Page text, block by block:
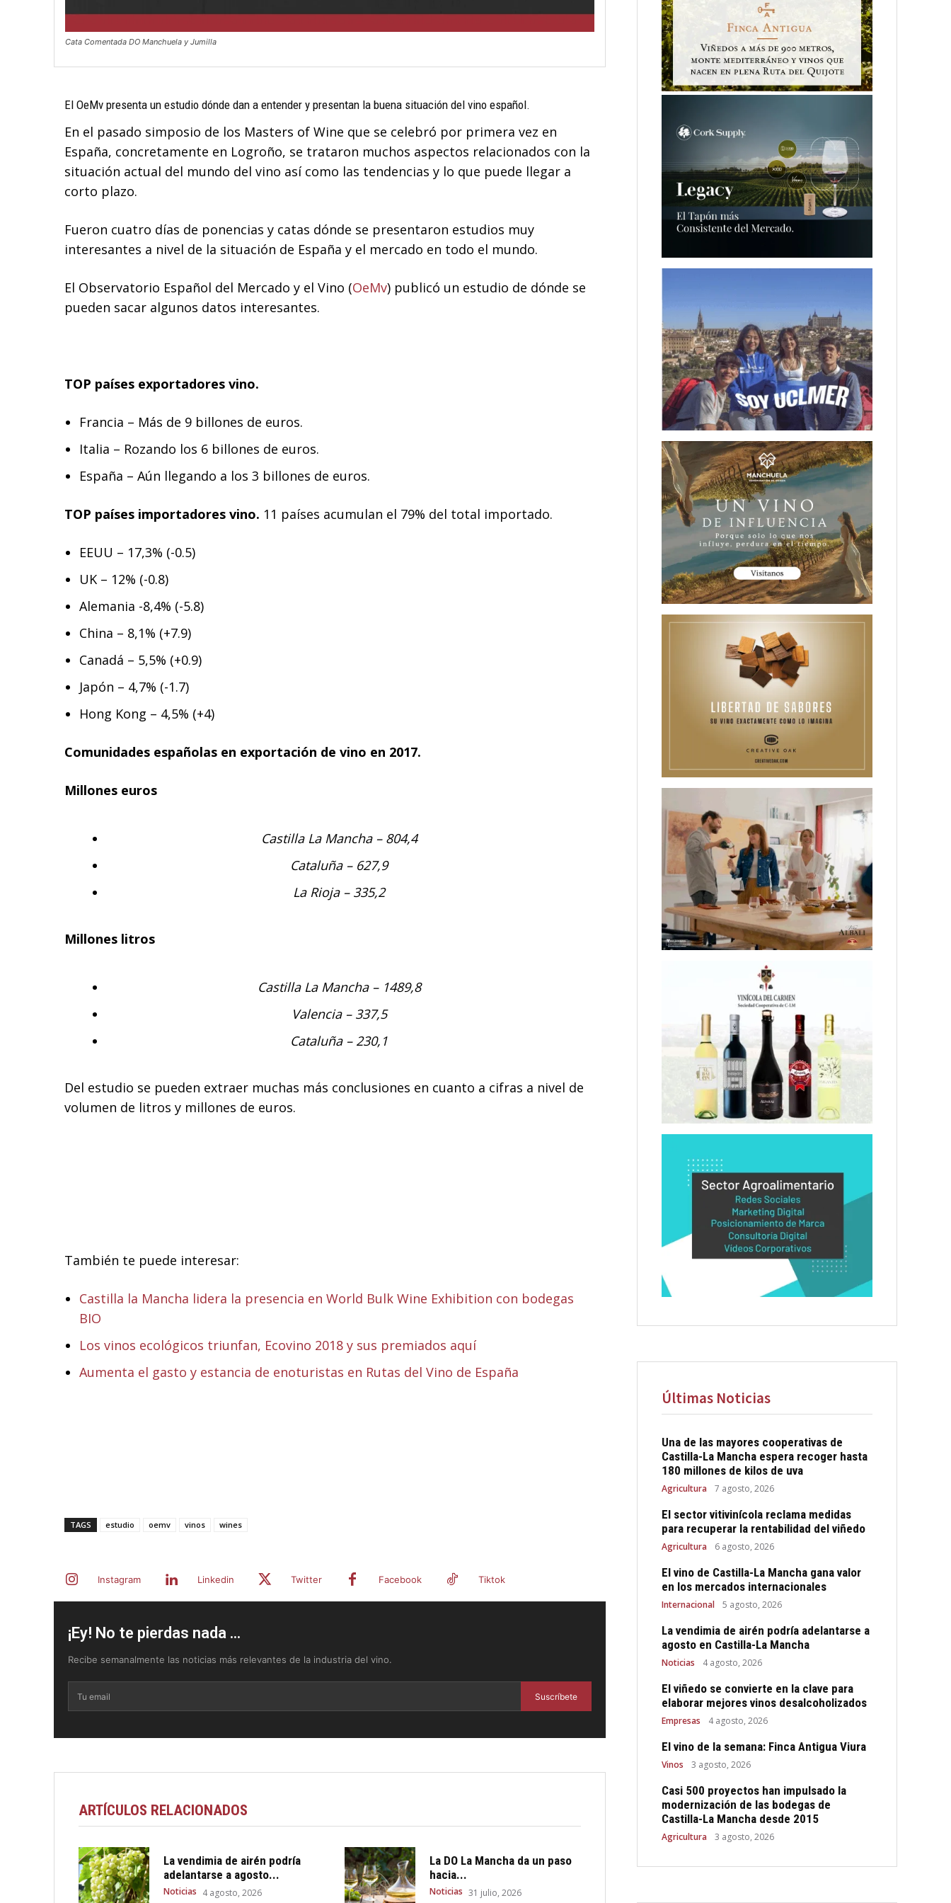
Cata Comentada DO Manchuela y Jumilla
El OeMv presenta un estudio dónde dan a entender y presentan la buena situación del vino español.
En el pasado simposio de los Masters of Wine que se celebró por primera vez en
España, concretamente en Logroño, se trataron muchos aspectos relacionados con la
situación actual del mundo del vino así como las tendencias y lo que puede llegar a
corto plazo.
Fueron cuatro días de ponencias y catas dónde se presentaron estudios muy
interesantes a nivel de la situación de España y el mercado en todo el mundo.
El Observatorio Español del Mercado y el Vino (OeMv) publicó un estudio de dónde se
pueden sacar algunos datos interesantes.
TOP países exportadores vino.
Francia – Más de 9 billones de euros.
Italia – Rozando los 6 billones de euros.
España – Aún llegando a los 3 billones de euros.
TOP países importadores vino. 11 países acumulan el 79% del total importado.
EEUU – 17,3% (-0.5)
UK – 12% (-0.8)
Alemania -8,4% (-5.8)
China – 8,1% (+7.9)
Canadá – 5,5% (+0.9)
Japón – 4,7% (-1.7)
Hong Kong – 4,5% (+4)
Comunidades españolas en exportación de vino en 2017.
Millones euros
Castilla La Mancha – 804,4
Cataluña – 627,9
La Rioja – 335,2
Millones litros
Castilla La Mancha – 1489,8
Valencia – 337,5
Cataluña – 230,1
Del estudio se pueden extraer muchas más conclusiones en cuanto a cifras a nivel de
volumen de litros y millones de euros.
También te puede interesar:
Castilla la Mancha lidera la presencia en World Bulk Wine Exhibition con bodegas
BIO
Los vinos ecológicos triunfan, Ecovino 2018 y sus premiados aquí
Aumenta el gasto y estancia de enoturistas en Rutas del Vino de España
TAGS estudio oemv vinos wines
Instagram Linkedin Twitter Facebook Tiktok
¡Ey! No te pierdas nada ...
Recibe semanalmente las noticias más relevantes de la industria del vino.
Suscríbete
ARTÍCULOS RELACIONADOS
La vendimia de airén podría
adelantarse a agosto...
Noticias 4 agosto, 2026
La DO La Mancha da un paso
hacia...
Noticias 31 julio, 2026
Últimas Noticias
Una de las mayores cooperativas de
Castilla-La Mancha espera recoger hasta
180 millones de kilos de uva
Agricultura 7 agosto, 2026
El sector vitivinícola reclama medidas
para recuperar la rentabilidad del viñedo
Agricultura 6 agosto, 2026
El vino de Castilla-La Mancha gana valor
en los mercados internacionales
Internacional 5 agosto, 2026
La vendimia de airén podría adelantarse a
agosto en Castilla-La Mancha
Noticias 4 agosto, 2026
El viñedo se convierte en la clave para
elaborar mejores vinos desalcoholizados
Empresas 4 agosto, 2026
El vino de la semana: Finca Antigua Viura
Vinos 3 agosto, 2026
Casi 500 proyectos han impulsado la
modernización de las bodegas de
Castilla-La Mancha desde 2015
Agricultura 3 agosto, 2026